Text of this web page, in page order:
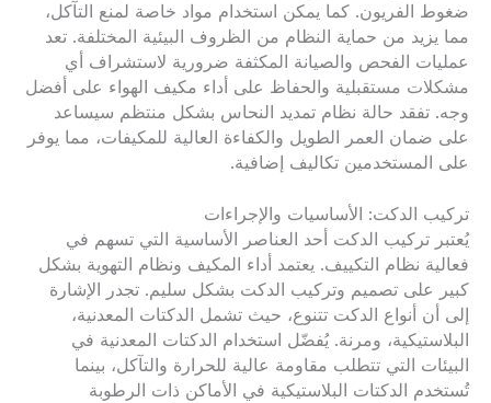
ضغوط الفريون. كما يمكن استخدام مواد خاصة لمنع التآكل،
مما يزيد من حماية النظام من الظروف البيئية المختلفة. تعد
عمليات الفحص والصيانة المكثفة ضرورية لاستشراف أي
مشكلات مستقبلية والحفاظ على أداء مكيف الهواء على أفضل
وجه. تفقد حالة نظام تمديد النحاس بشكل منتظم سيساعد
على ضمان العمر الطويل والكفاءة العالية للمكيفات، مما يوفر
على المستخدمين تكاليف إضافية.
تركيب الدكت: الأساسيات والإجراءات
يُعتبر تركيب الدكت أحد العناصر الأساسية التي تسهم في
فعالية نظام التكييف. يعتمد أداء المكيف ونظام التهوية بشكل
كبير على تصميم وتركيب الدكت بشكل سليم. تجدر الإشارة
إلى أن أنواع الدكت تتنوع، حيث تشمل الدكتات المعدنية،
البلاستيكية، ومرنة. يُفضّل استخدام الدكتات المعدنية في
البيئات التي تتطلب مقاومة عالية للحرارة والتآكل، بينما
تُستخدم الدكتات البلاستيكية في الأماكن ذات الرطوبة